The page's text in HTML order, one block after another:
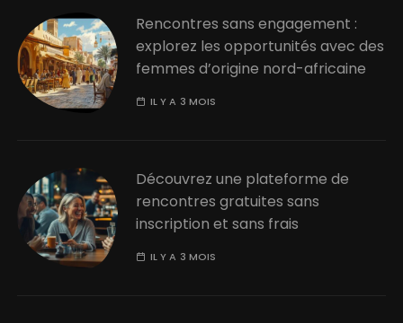
Rencontres sans engagement :
explorez les opportunités avec des
femmes d’origine nord-africaine
IL Y A 3 MOIS
Découvrez une plateforme de
rencontres gratuites sans
inscription et sans frais
IL Y A 3 MOIS